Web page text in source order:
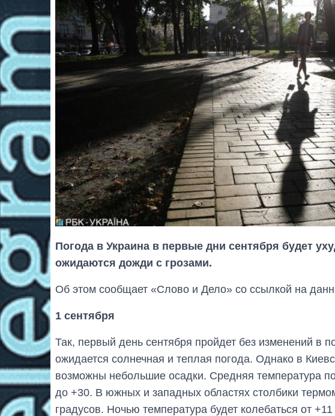
Погода в Украина в первые дни сентября будет
ожидаются дожди с грозами.
Об этом сообщает «Слово и Дело» со ссылкой на
1 сентября
Так, первый день сентября пройдет без изменений в
ожидается солнечная и теплая погода. Однако в
возможны небольшие осадки. Средняя температура
до +30. В южных и западных областях столбики
градусов. Ночью температура будет колебаться от